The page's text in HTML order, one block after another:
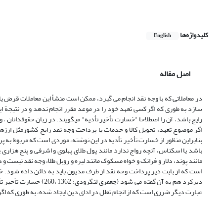
کلیدواژه‌ها English
اصل مقاله
در معاملاتی که با وجه نقد انجام می گیرد، ممکن است منشأ این معاملات قرض
سازد به طوری که اگر کسی تعهد خود را در موعد مقرر انجام ندهد و در نتیجة
رایج باشد، آن را اصطلاحا "خسارت تأخیر تأدیه" میگویند. در زبان
اگر موضوع تعهد، تحویل کالا و خدمات یا پرداخت وجه نقد رایج کشورمثل
بنابراین منظور از خسارت تأخیر تأدیه در این نوشته، موردی است که مربوط
باشد یا اسکناس، آنچه رواج ندارد مانند پول طلاى پهلوى و اشرفى و پنج
است که از بابت دیر پرداخت وجه نقد از طرف مدیون باید به دائن داده
دیرکرد هم به آن گفته
عبارت دیگر ضرری است که از انجام تعلل در ادای دین ایجاد شده، به طوری که اگر